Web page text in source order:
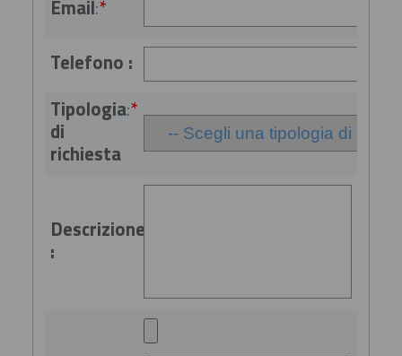
Email:*
Telefono :
Tipologia
di
richiesta
:*
Descrizione
: